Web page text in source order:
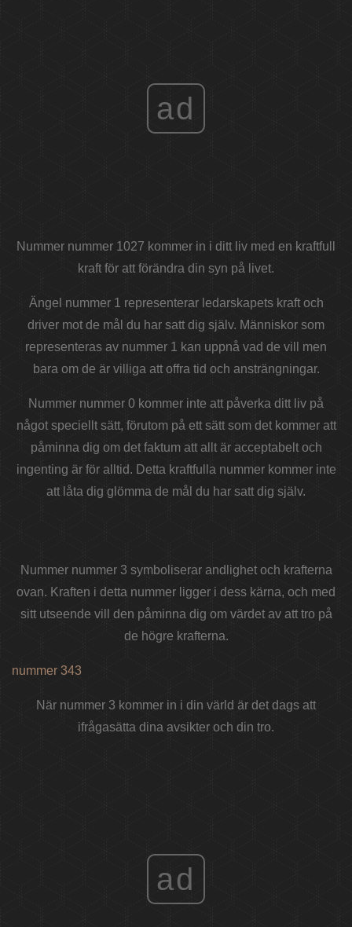
ad
Nummer nummer 1027 kommer in i ditt liv med en kraftfull
kraft för att förändra din syn på livet.
Ängel nummer 1 representerar ledarskapets kraft och
driver mot de mål du har satt dig själv. Människor som
representeras av nummer 1 kan uppnå vad de vill men
bara om de är villiga att offra tid och ansträngningar.
Nummer nummer 0 kommer inte att påverka ditt liv på
något speciellt sätt, förutom på ett sätt som det kommer att
påminna dig om det faktum att allt är acceptabelt och
ingenting är för alltid. Detta kraftfulla nummer kommer inte
att låta dig glömma de mål du har satt dig själv.
Nummer nummer 3 symboliserar andlighet och krafterna
ovan. Kraften i detta nummer ligger i dess kärna, och med
sitt utseende vill den påminna dig om värdet av att tro på
de högre krafterna.
nummer 343
När nummer 3 kommer in i din värld är det dags att
ifrågasätta dina avsikter och din tro.
ad